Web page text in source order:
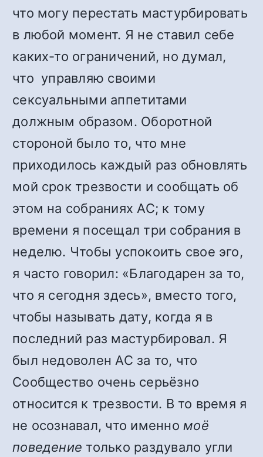
что могу перестать мастурбировать
в любой момент. Я не ставил себе
каких-то ограничений, но думал,
что управляю своими
сексуальными аппетитами
должным образом. Оборотной
стороной было то, что мне
приходилось каждый раз обновлять
мой срок трезвости и сообщать об
этом на собраниях АС; к тому
времени я посещал три собрания в
неделю. Чтобы успокоить свое эго,
я часто говорил: «Благодарен за то,
что я сегодня здесь», вместо того,
чтобы называть дату, когда я в
последний раз мастурбировал. Я
был недоволен АС за то, что
Сообщество очень серьёзно
относится к трезвости. В то время я
не осознавал, что именно моё
поведение только раздувало угли